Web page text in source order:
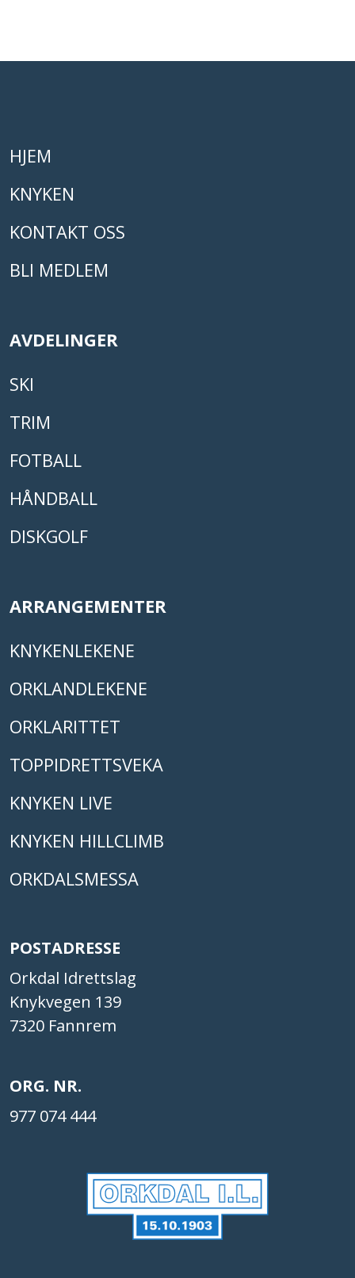
HJEM
KNYKEN
KONTAKT OSS
BLI MEDLEM
AVDELINGER
SKI
TRIM
FOTBALL
HÅNDBALL
DISKGOLF
ARRANGEMENTER
KNYKENLEKENE
ORKLANDLEKENE
ORKLARITTET
TOPPIDRETTSVEKA
KNYKEN LIVE
KNYKEN HILLCLIMB
ORKDALSMESSA
POSTADRESSE
Orkdal Idrettslag
Knykvegen 139
7320 Fannrem
ORG. NR.
977 074 444